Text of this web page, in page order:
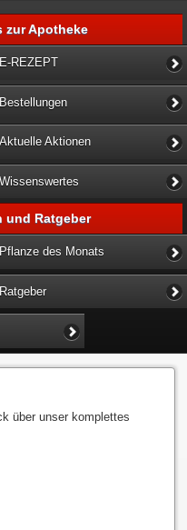
zur Apotheke
E-REZEPT
Bestellungen
Aktuelle Aktionen
Wissenswertes
und Ratgeber
Pflanze des Monats
Ratgeber
über unser komplettes